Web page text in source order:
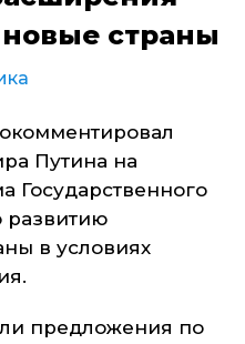
страны
Путина на
Государственного
развитию
в условиях
предложения по